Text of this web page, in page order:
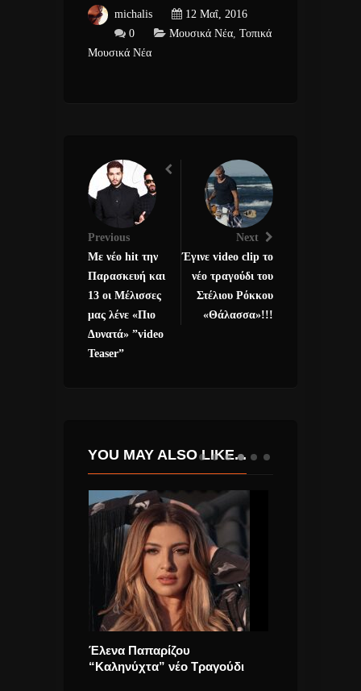
michalis
12 Μαΐ, 2016
0
Μουσικά Νέα, Τοπικά
Μουσικά Νέα
Previous
Με νέο hit την
Παρασκευή και
13 οι Μέλισσες
μας λένε «Πιο
Δυνατά» ”video
Teaser”
Next
Έγινε video clip το
νέο τραγούδι του
Στέλιου Ρόκκου
«Θάλασσα»!!!
YOU MAY ALSO LIKE...
Έλενα Παπαρίζου
“Καληνύχτα” νέο Τραγούδι